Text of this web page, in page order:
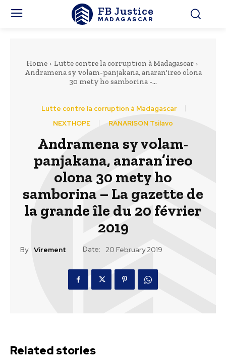
FB Justice
MADAGASCAR
Home
Lutte contre la corruption à Madagascar
Andramena sy volam-panjakana, anaran'ireo olona
30 mety ho samborina -...
Lutte contre la corruption à Madagascar
NEXTHOPE
RANARISON Tsilavo
Andramena sy volam-
panjakana, anaran’ireo
olona 30 mety ho
samborina – La gazette de
la grande île du 20 février
2019
By: Virement Date: 20 February 2019
Related stories